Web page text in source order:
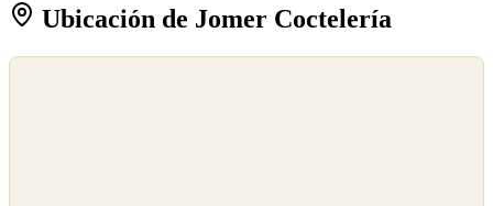
Ubicación de Jomer Coctelería